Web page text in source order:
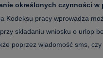
określonych czynności
Kodeksu pracy wprowadza
składaniu wniosku o urlop
poprzez wiadomość sms, czy